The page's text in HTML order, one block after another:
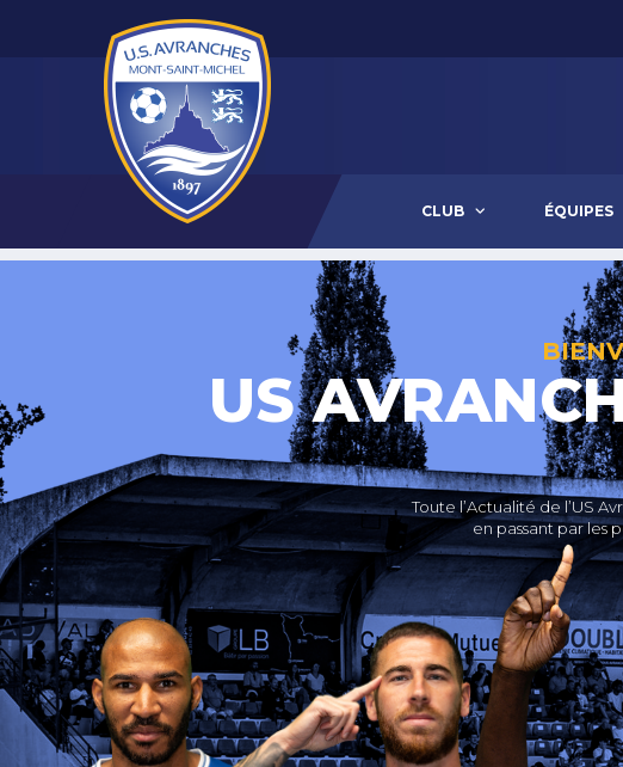
CLUB ÉQUIPES
US
Toute l’Actualité de l’US
en passant par les